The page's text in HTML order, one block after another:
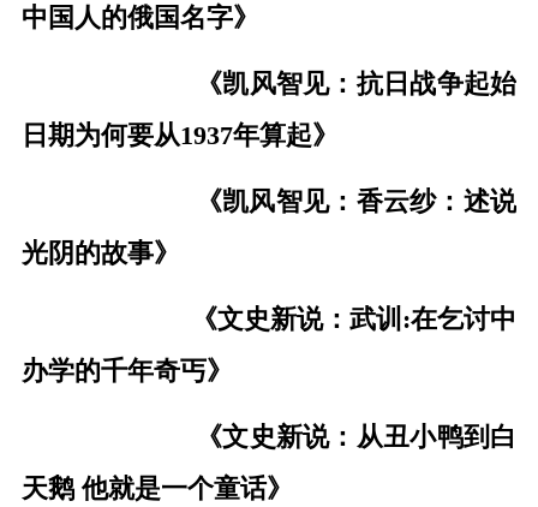
中国人的俄国名字》
《凯风智见：抗日战争起始
日期为何要从1937年算起》
《凯风智见：香云纱：述说
光阴的故事》
《文史新说：武训:在乞讨中
办学的千年奇丐》
《文史新说：从丑小鸭到白
天鹅 他就是一个童话》